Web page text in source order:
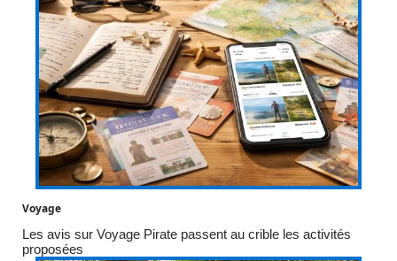
Voyage
Les avis sur Voyage Pirate passent au crible les activités
proposées